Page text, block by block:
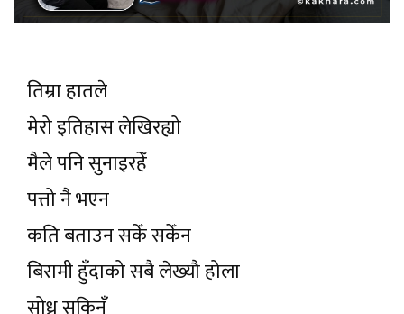
तिम्रा हातले
मेरो इतिहास लेखिरह्यो
मैले पनि सुनाइरहेँ
पत्तो नै भएन
कति बताउन सकेँ सकेँन
बिरामी हुँदाको सबै लेख्यौ होला